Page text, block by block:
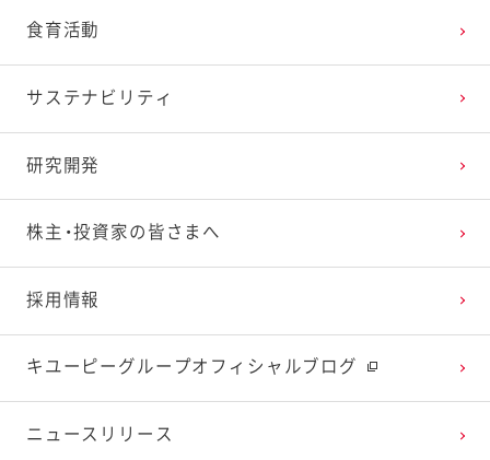
食育活動
サステナビリティ
研究開発
株主・投資家の皆さまへ
採用情報
キユーピーグループオフィシャルブログ
ニュースリリース